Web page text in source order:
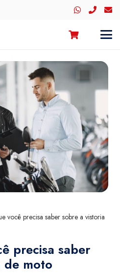
você precisa saber sobre a vistoria
precisa saber
de moto